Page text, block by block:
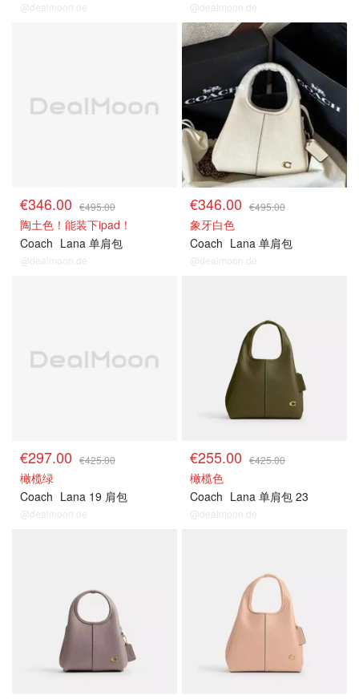
@dealmoon.de @dealmoon.de
€346.00 €495.00
陶土色！能装下ipad！
Coach Lana 单肩包
@dealmoon.de
€346.00 €495.00
象牙白色
Coach Lana 单肩包
@dealmoon.de
€297.00 €425.00
橄榄绿
Coach Lana 19 肩包
@dealmoon.de
€255.00 €425.00
橄榄色
Coach Lana 单肩包 23
@dealmoon.de